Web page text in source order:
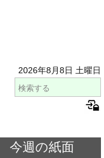
2026年8月8日 土曜日
今週の紙面